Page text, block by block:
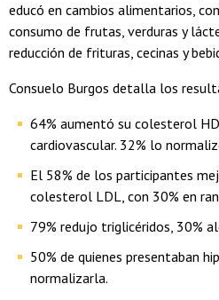
educó en cambios alimentarios,
consumo de frutas, verduras y
reducción de frituras, cecinas y
Consuelo Burgos detalla los
64% aumentó su colesterol
cardiovascular. 32% lo
El 58% de los participantes
colesterol LDL, con 30% en
79% redujo triglicéridos, 30%
50% de quienes presentaban
normalizarla.